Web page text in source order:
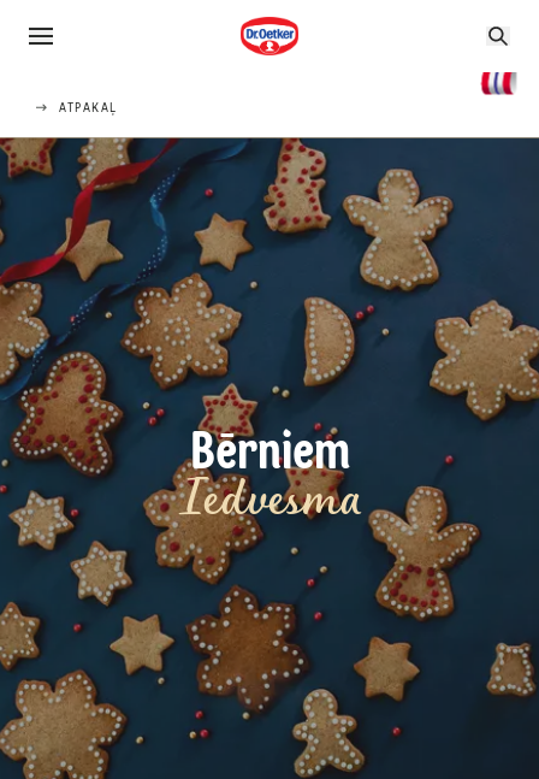
ATPAKAĻ
Bērniem
Iedvesma